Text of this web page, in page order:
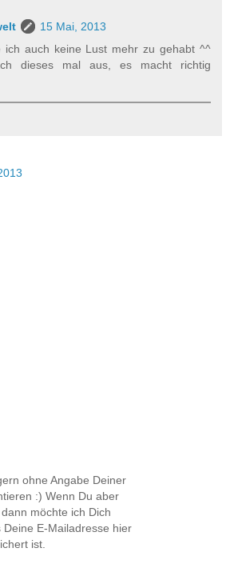
15 Mai, 2013
ich auch keine Lust mehr zu gehabt ^^
dieses mal aus, es macht richtig
ohne Angabe Deiner
:) Wenn Du aber
möchte ich Dich
E-Mailadresse hier
ist.